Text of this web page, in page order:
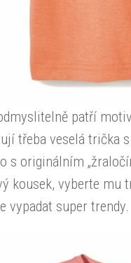
patří
třeba veselá trička
s originálním
kousek, vyberte mu
vypadat super trendy.